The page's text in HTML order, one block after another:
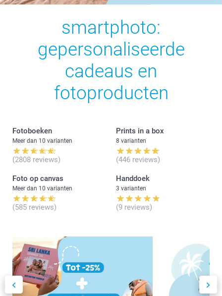
smartphoto:
gepersonaliseerde
cadeaus en
fotoproducten
Fotoboeken
Meer dan 10 varianten
(2808 reviews)
Prints in a box
8 varianten
(446 reviews)
Foto op canvas
Meer dan 10 varianten
(585 reviews)
Handdoek
3 varianten
(9 reviews)